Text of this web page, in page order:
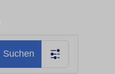
Suchen